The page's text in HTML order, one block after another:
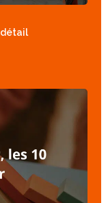
détail